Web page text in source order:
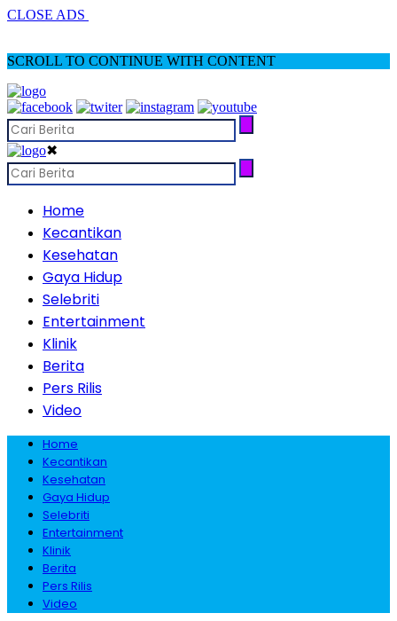
CLOSE ADS
SCROLL TO CONTINUE WITH CONTENT
✖
Home
Kecantikan
Kesehatan
Gaya Hidup
Selebriti
Entertainment
Klinik
Berita
Pers Rilis
Video
Home
Kecantikan
Kesehatan
Gaya Hidup
Selebriti
Entertainment
Klinik
Berita
Pers Rilis
Video